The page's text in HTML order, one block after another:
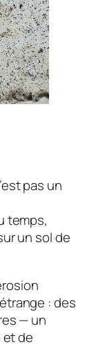
pas un
temps,
un sol de
: des
— un
de